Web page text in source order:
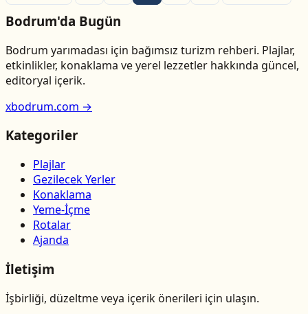
Bodrum'da Bugün
Bodrum yarımadası için bağımsız turizm rehberi. Plajlar,
etkinlikler, konaklama ve yerel lezzetler hakkında güncel,
editoryal içerik.
xbodrum.com →
Kategoriler
Plajlar
Gezilecek Yerler
Konaklama
Yeme-İçme
Rotalar
Ajanda
İletişim
İşbirliği, düzeltme veya içerik önerileri için ulaşın.